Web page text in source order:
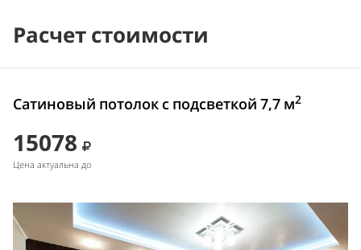
Расчет стоимости
Сатиновый потолок с подсветкой 7,7 м2
15078
Цена актуальна до